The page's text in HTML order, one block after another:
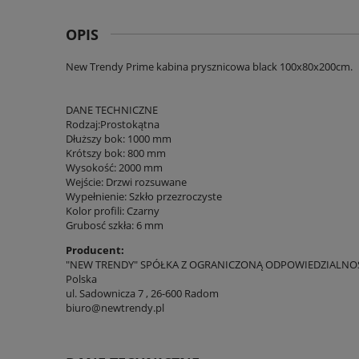
OPIS
New Trendy Prime kabina prysznicowa black 100x80x200cm.
DANE TECHNICZNE
Rodzaj:Prostokątna
Dłuższy bok: 1000 mm
Krótszy bok: 800 mm
Wysokość: 2000 mm
Wejście: Drzwi rozsuwane
Wypełnienie: Szkło przezroczyste
Kolor profili: Czarny
Grubosć szkła: 6 mm
Producent:
"NEW TRENDY" SPÓŁKA Z OGRANICZONĄ
Polska
ul. Sadownicza 7 , 26-600 Radom
biuro@newtrendy.pl